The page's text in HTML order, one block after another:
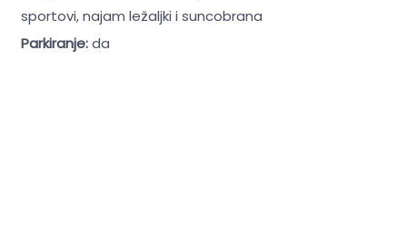
sportovi, najam ležaljki i suncobrana
Parkiranje:da